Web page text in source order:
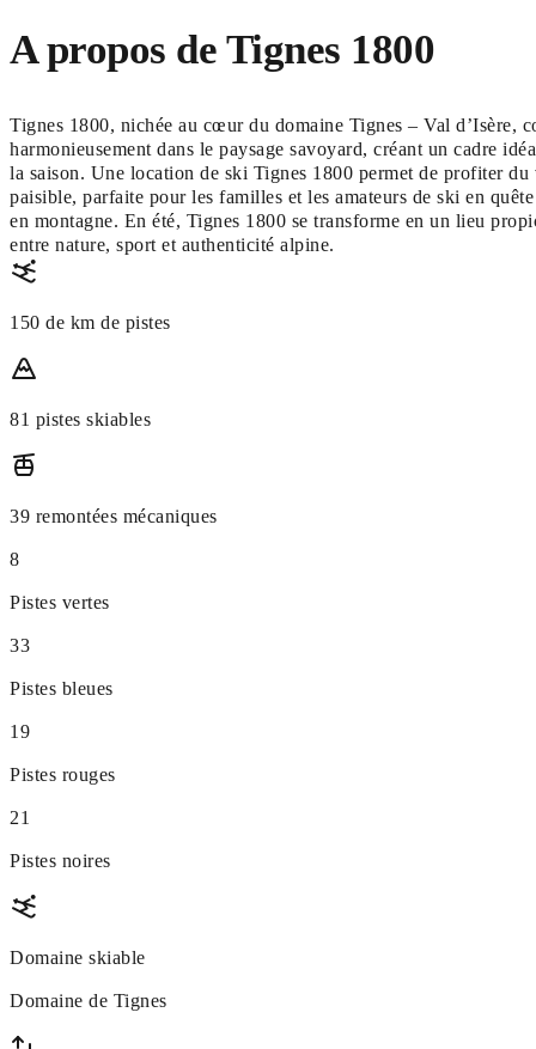
A propos de Tignes 1800
Tignes 1800, nichée au cœur du domaine Tignes – Val d’Isère,
harmonieusement dans le paysage savoyard, créant un cadre
la saison. Une location de ski Tignes 1800 permet de profiter
paisible, parfaite pour les familles et les amateurs de ski en
en montagne. En été, Tignes 1800 se transforme en un lieu
entre nature, sport et authenticité alpine.
150 de km de pistes
81 pistes skiables
39 remontées mécaniques
8
Pistes vertes
33
Pistes bleues
19
Pistes rouges
21
Pistes noires
Domaine skiable
Domaine de Tignes